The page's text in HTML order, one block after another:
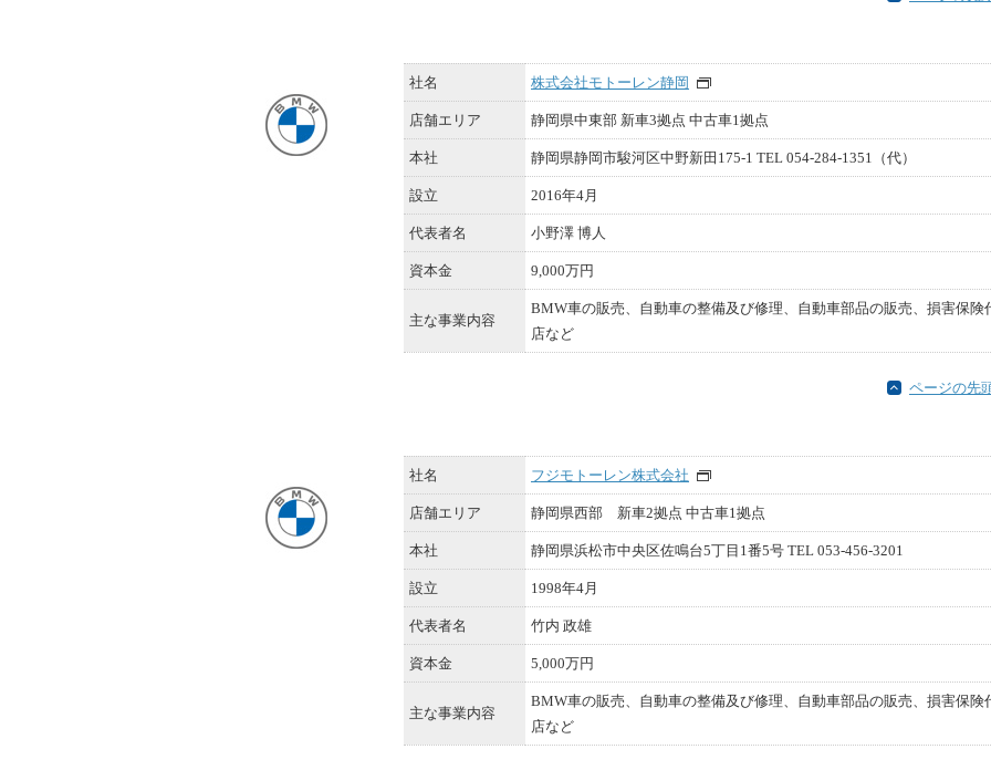
社名 株式会社モトーレン静岡
店舗エリア 静岡県中東部 新車3拠点 中古車1拠点
本社 静岡県静岡市駿河区中野新田175-1 TEL 054-284-1351（代）
設立 2016年4月
代表者名 小野澤 博人
資本金 9,000万円
主な事業内容
BMW車の販売、自動車の整備及び修理、自動車部品の販売、損害保険
店など
ページの先
社名 フジモトーレン株式会社
店舗エリア 静岡県西部 新車2拠点 中古車1拠点
本社 静岡県浜松市中央区佐鳴台5丁目1番5号 TEL 053-456-3201
設立 1998年4月
代表者名 竹内 政雄
資本金 5,000万円
主な事業内容
BMW車の販売、自動車の整備及び修理、自動車部品の販売、損害保険
店など